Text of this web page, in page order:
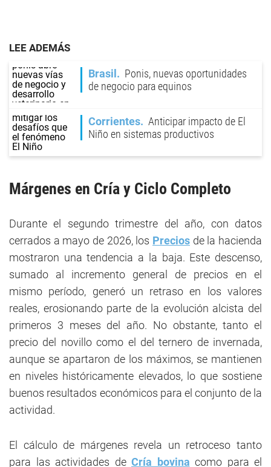
LEE ADEMÁS
Brasil
Ponis, nuevas oportunidades
de negocio para equinos
Corrientes
Anticipar impacto de El
Niño en sistemas productivos
Márgenes en Cría y Ciclo Completo
Durante el segundo trimestre del año, con datos
cerrados a mayo de 2026, los Precios de la hacienda
mostraron una tendencia a la baja. Este descenso,
sumado al incremento general de precios en el
mismo período, generó un retraso en los valores
reales, erosionando parte de la evolución alcista del
primeros 3 meses del año. No obstante, tanto el
precio del novillo como el del ternero de invernada,
aunque se apartaron de los máximos, se mantienen
en niveles históricamente elevados, lo que sostiene
buenos resultados económicos para el conjunto de la
actividad.
El cálculo de márgenes revela un retroceso tanto
para las actividades de Cría bovina como para el